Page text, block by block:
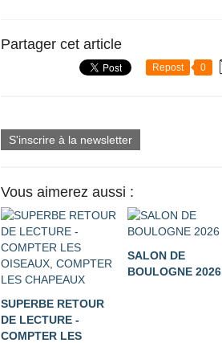
Partager cet article
Repost 0
S'inscrire à la newsletter
Vous aimerez aussi :
SUPERBE RETOUR
DE LECTURE -
COMPTER LES
SALON DE
BOULOGNE 2026